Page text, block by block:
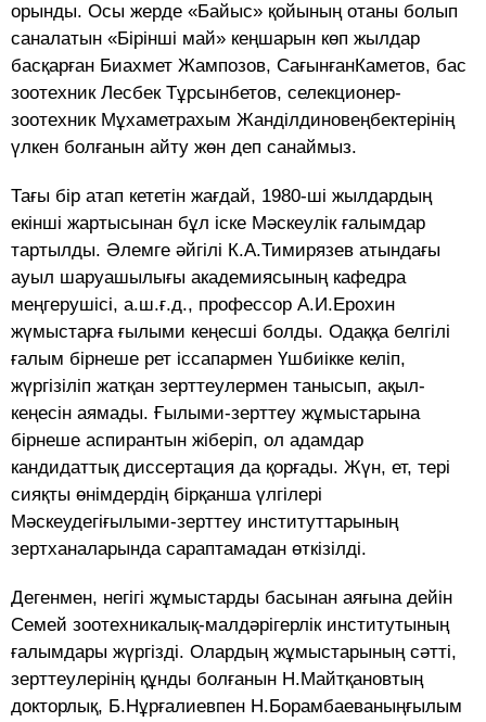
орынды. Осы жерде «Байыс» қойының отаны болып
саналатын «Бірінші май» кеңшарын көп жылдар
басқарған Биахмет Жампозов, СағынғанКаметов, бас
зоотехник Лесбек Тұрсынбетов, селекционер-
зоотехник Мұхаметрахым Жанділдиновеңбектерінің
үлкен болғанын айту жөн деп санаймыз.
Тағы бір атап кететін жағдай, 1980-ші жылдардың
екінші жартысынан бұл іске Мәскеулік ғалымдар
тартылды. Әлемге әйгілі К.А.Тимирязев атындағы
ауыл шаруашылығы академиясының кафедра
меңгерушісі, а.ш.ғ.д., профессор А.И.Ерохин
жүмыстарға ғылыми кеңесші болды. Одаққа белгілі
ғалым бірнеше рет іссапармен Үшбиікке келіп,
жүргізіліп жатқан зерттеулермен танысып, ақыл-
кеңесін аямады. Ғылыми-зерттеу жұмыстарына
бірнеше аспирантын жіберіп, ол адамдар
кандидаттық диссертация да қорғады. Жүн, ет, тері
сияқты өнімдердің бірқанша үлгілері
Мәскеудегіғылыми-зерттеу институттарының
зертханаларында сараптамадан өткізілді.
Дегенмен, негігі жұмыстарды басынан аяғына дейін
Семей зоотехникалық-малдәрігерлік институтының
ғалымдары жүргізді. Олардың жұмыстарының сәтті,
зерттеулерінің құнды болғанын Н.Майтқановтың
докторлық, Б.Нұрғалиевпен Н.Борамбаеваныңғылым